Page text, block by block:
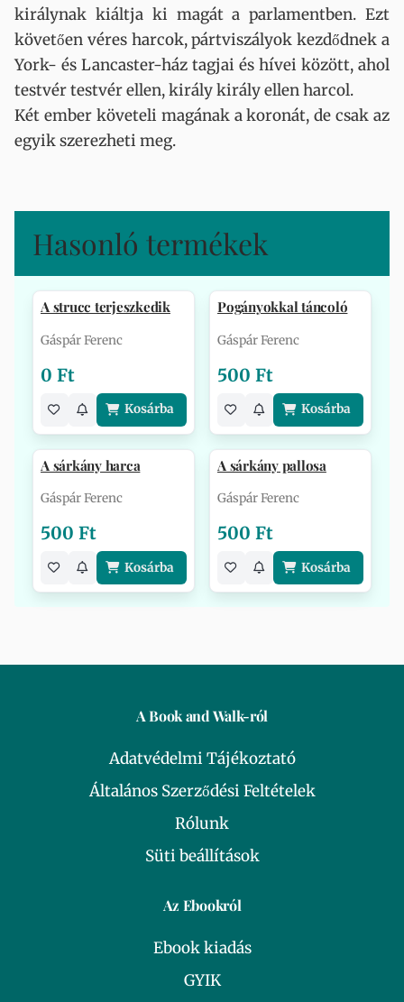
királynak kiáltja ki magát a parlamentben. Ezt
követően véres harcok, pártviszályok kezdődnek a
York- és Lancaster-ház tagjai és hívei között, ahol
testvér testvér ellen, király király ellen harcol.
Két ember követeli magának a koronát, de csak az
egyik szerezheti meg.
Hasonló termékek
A strucc terjeszkedik
Gáspár Ferenc
0 Ft
Kosárba
Pogányokkal táncoló
Gáspár Ferenc
500 Ft
Kosárba
A sárkány harca
Gáspár Ferenc
500 Ft
Kosárba
A sárkány pallosa
Gáspár Ferenc
500 Ft
Kosárba
A Book and Walk-ról
Adatvédelmi Tájékoztató
Általános Szerződési Feltételek
Rólunk
Süti beállítások
Az Ebookról
Ebook kiadás
GYIK